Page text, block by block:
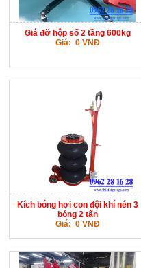
Giá đỡ hộp số 2 tầng 600kg
Giá: 0 VNĐ
Kích bóng hơi con đội khí nén 3
bóng 2 tấn
Giá: 0 VNĐ